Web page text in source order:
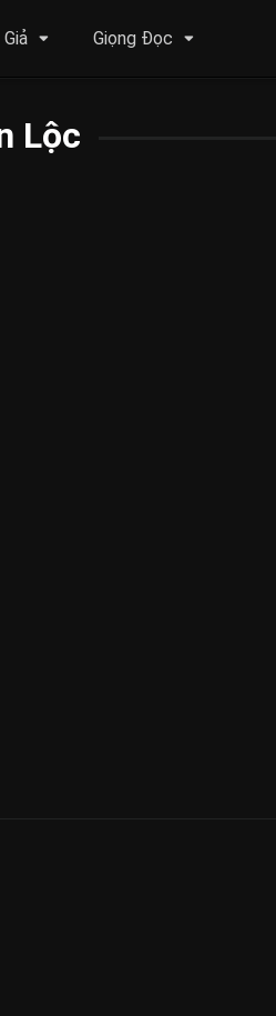
Giọng Đọc
Lộc